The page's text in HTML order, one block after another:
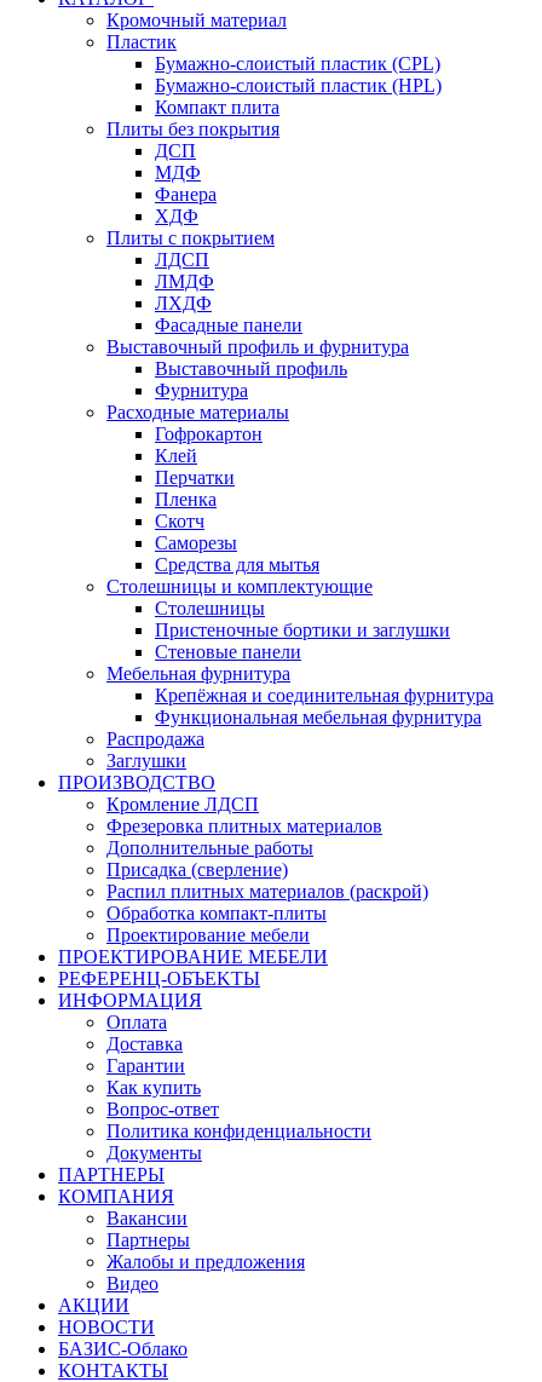
Кромочный материал
Пластик
Бумажно-слоистый пластик (CPL)
Бумажно-слоистый пластик (HPL)
Компакт плита
Плиты без покрытия
ДСП
МДФ
Фанера
ХДФ
Плиты с покрытием
ЛДСП
ЛМДФ
ЛХДФ
Фасадные панели
Выставочный профиль и фурнитура
Выставочный профиль
Фурнитура
Расходные материалы
Гофрокартон
Клей
Перчатки
Пленка
Скотч
Саморезы
Средства для мытья
Столешницы и комплектующие
Столешницы
Пристеночные бортики и заглушки
Стеновые панели
Мебельная фурнитура
Крепёжная и соединительная фурнитура
Функциональная мебельная фурнитура
Распродажа
Заглушки
ПРОИЗВОДСТВО
Кромление ЛДСП
Фрезеровка плитных материалов
Дополнительные работы
Присадка (сверление)
Распил плитных материалов (раскрой)
Обработка компакт-плиты
Проектирование мебели
ПРОЕКТИРОВАНИЕ МЕБЕЛИ
РЕФЕРЕНЦ-ОБЪЕKТЫ
ИНФОРМАЦИЯ
Оплата
Доставка
Гарантии
Как купить
Вопрос-ответ
Политика конфиденциальности
Документы
ПАРТНЕРЫ
КОМПАНИЯ
Вакансии
Партнеры
Жалобы и предложения
Видео
АКЦИИ
НОВОСТИ
БАЗИС-Облако
КОНТАКТЫ